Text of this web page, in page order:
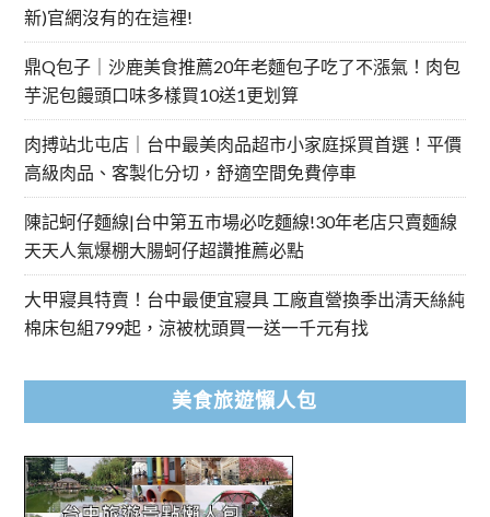
新)官網沒有的在這裡!
鼎Q包子｜沙鹿美食推薦20年老麵包子吃了不漲氣！肉包
芋泥包饅頭口味多樣買10送1更划算
肉搏站北屯店｜台中最美肉品超市小家庭採買首選！平價
高級肉品、客製化分切，舒適空間免費停車
陳記蚵仔麵線|台中第五市場必吃麵線!30年老店只賣麵線
天天人氣爆棚大腸蚵仔超讚推薦必點
大甲寢具特賣！台中最便宜寢具 工廠直營換季出清天絲純
棉床包組799起，涼被枕頭買一送一千元有找
美食旅遊懶人包